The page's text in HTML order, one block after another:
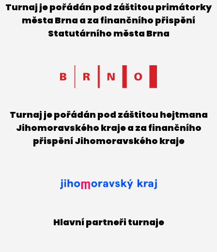
Turnaj je pořádán pod záštitou primátorky
města Brna a za finančního přispění
Statutárního města Brna
Turnaj je pořádán pod záštitou hejtmana
Jihomoravského kraje a za finančního
přispění Jihomoravského kraje
Hlavní partneři turnaje